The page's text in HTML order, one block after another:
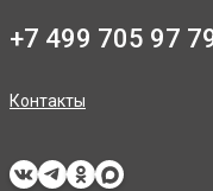
+7 499 705 97
Контакты